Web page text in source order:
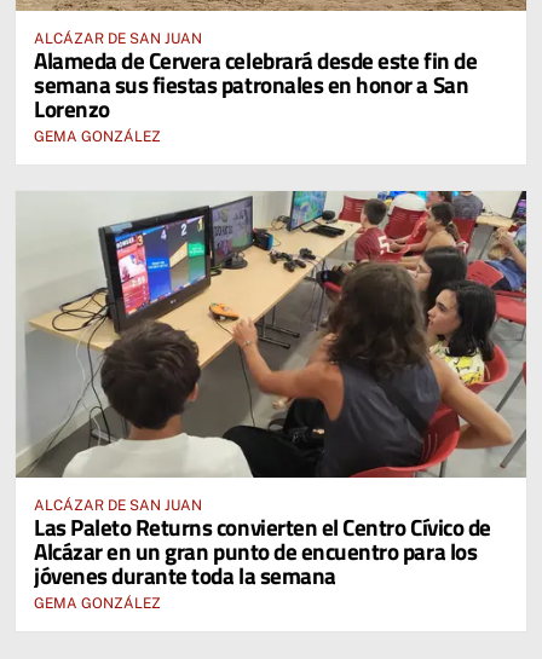
ALCÁZAR DE SAN JUAN
Alameda de Cervera celebrará desde este fin de
semana sus fiestas patronales en honor a San
Lorenzo
GEMA GONZÁLEZ
ALCÁZAR DE SAN JUAN
Las Paleto Returns convierten el Centro Cívico de
Alcázar en un gran punto de encuentro para los
jóvenes durante toda la semana
GEMA GONZÁLEZ